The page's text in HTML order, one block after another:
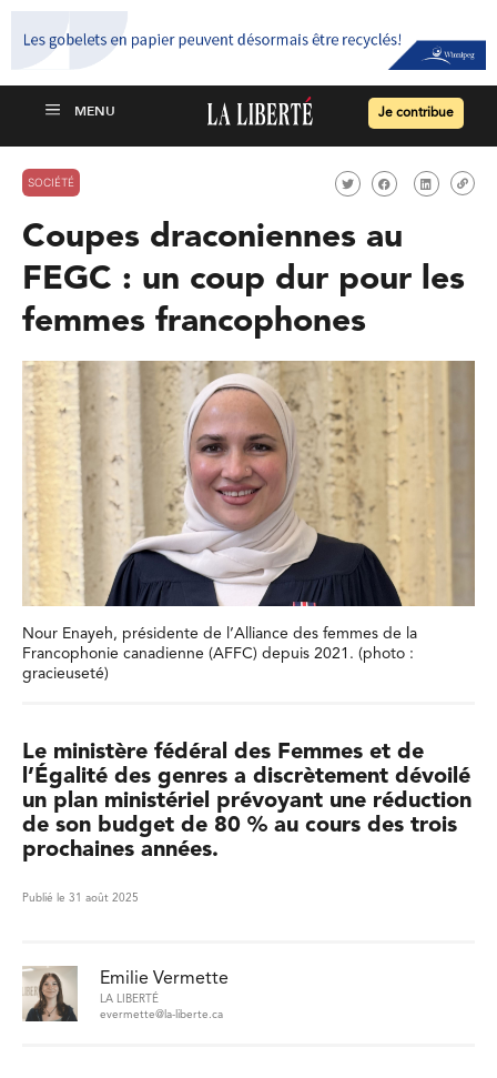
Je contribue
SOCIÉTÉ
Coupes draconiennes au
FEGC : un coup dur pour les
femmes francophones
Nour Enayeh, présidente de l’Alliance des femmes de la
Francophonie canadienne (AFFC) depuis 2021. (photo :
gracieuseté)
Le ministère fédéral des Femmes et de
l’Égalité des genres a discrètement dévoilé
un plan ministériel prévoyant une réduction
de son budget de 80 % au cours des trois
prochaines années.
Publié le 31 août 2025
Emilie Vermette
LA LIBERTÉ
evermette@la-liberte.ca